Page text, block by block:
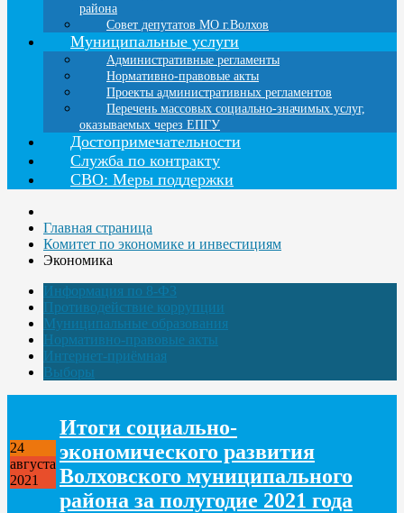
района
Совет депутатов МО г.Волхов
Муниципальные услуги
Административные регламенты
Нормативно-правовые акты
Проекты административных регламентов
Перечень массовых социально-значимых услуг,
оказываемых через ЕПГУ
Достопримечательности
Служба по контракту
СВО: Меры поддержки
Главная страница
Комитет по экономике и инвестициям
Экономика
Информация по 8-ФЗ
Противодействие коррупции
Муниципальные образования
Нормативно-правовые акты
Интернет-приёмная
Выборы
24
августа
2021
Итоги социально-
экономического развития
Волховского муниципального
района за полугодие 2021 года